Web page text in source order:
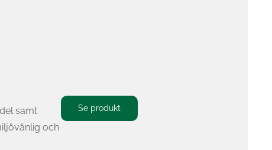
Se produkt
samt
och